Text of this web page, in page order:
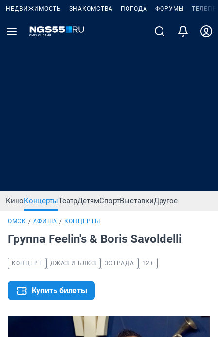
НЕДВИЖИМОСТЬ ЗНАКОМСТВА ПОГОДА ФОРУМЫ
КиноКонцертыТеатрДетямСпортВыставкиДругое
ОМСК АФИША КОНЦЕРТЫ
Группа Feelin's & Boris Savoldelli
КОНЦЕРТ ДЖАЗ И БЛЮЗ ЭСТРАДА 12+
Купить билеты